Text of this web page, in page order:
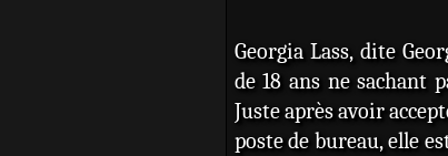
Georgia Lass, dite
de 18 ans ne sachant
Juste après avoir
poste de bureau, elle